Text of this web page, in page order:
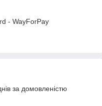
- WayForPay
за домовленістю